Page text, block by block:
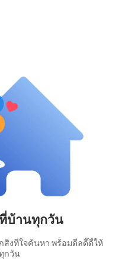
บ้านทุกวัน
งที่ใจค้นหา พร้อมดีลดี๊ดี้ให้
กวัน